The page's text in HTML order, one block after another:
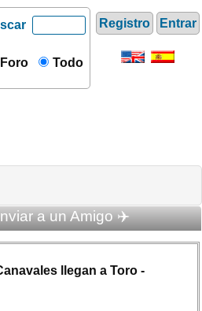
Registro Entrar
Foro Todo
a un Amigo ✈️
llegan a Toro -